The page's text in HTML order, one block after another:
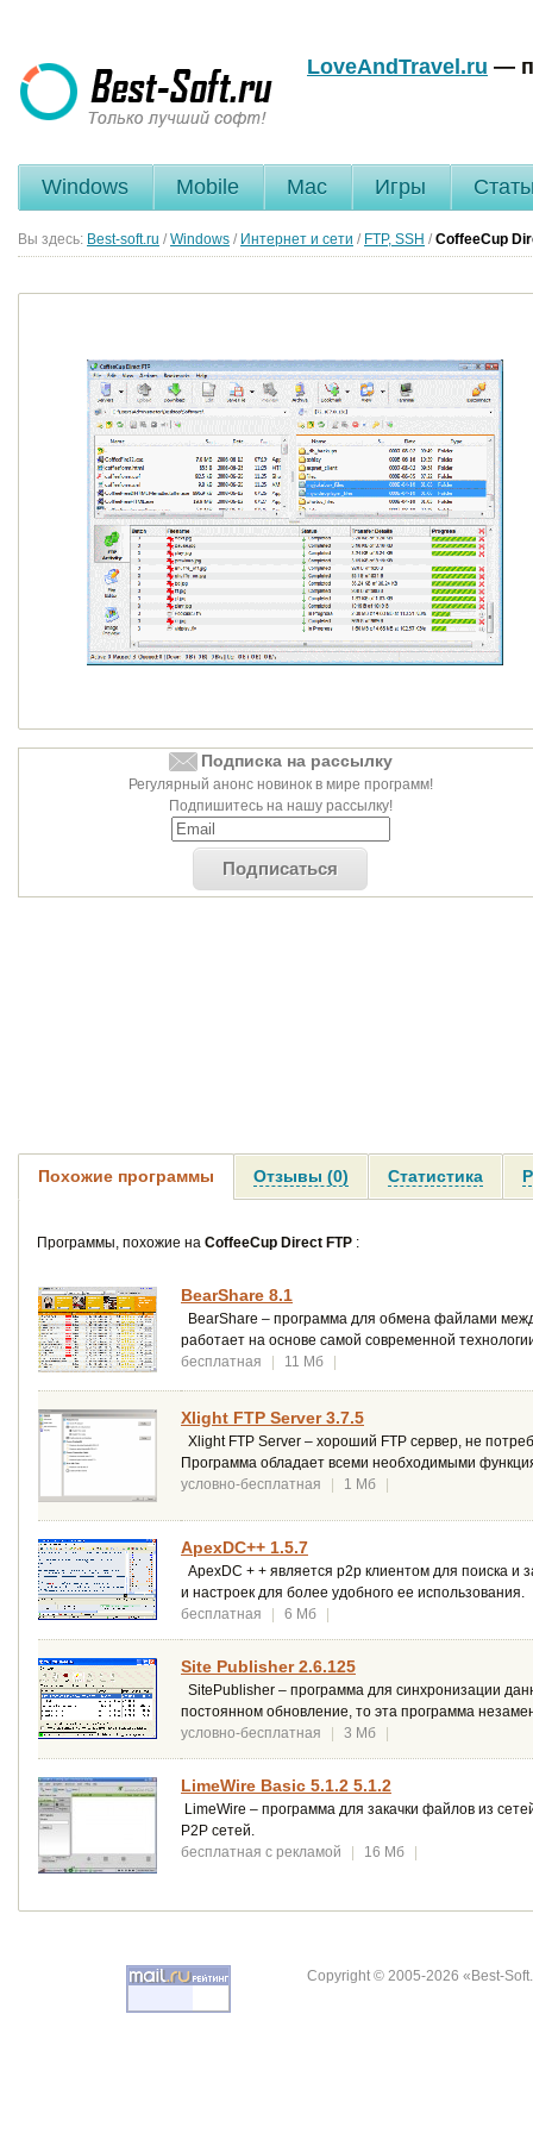
LoveAndTravel.ru —
Windows Mobile Mac Игры
Вы здесь: Best-soft.ru / Windows / Интернет и сети / FTP, SSH / CoffeeCup
Подписка на рассылку
Регулярный анонс новинок в мире программ!
Подпишитесь на нашу рассылку!
Подписаться
Похожие программы Отзывы (0) Статистика
Программы, похожие на CoffeeCup Direct FTP :
BearShare 8.1
BearShare – программа для обмена файлами
работает на основе самой современной
бесплатная
| 11 Мб |
Xlight FTP Server 3.7.5
Xlight FTP Server – хороший FTP сервер, не
Программа обладает всеми необходимыми
условно-бесплатная
| 1 Мб |
ApexDC++ 1.5.7
ApexDC + + является p2p клиентом для поиска и
и настроек для более удобного ее использования.
бесплатная
| 6 Мб |
Site Publisher 2.6.125
SitePublisher – программа для синхронизации
постоянном обновление, то эта программа
условно-бесплатная
| 3 Мб |
LimeWire Basic 5.1.2 5.1.2
LimeWire – программа для закачки файлов из
P2P сетей.
бесплатная с рекламой
| 16 Мб |
Copyright © 2005-2026 «Best-